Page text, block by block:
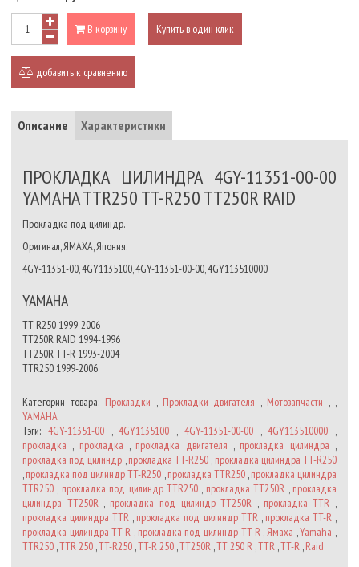
В корзину Купить в один клик
добавить к сравнению
Описание Характеристики
ПРОКЛАДКА ЦИЛИНДРА 4GY-11351-00-00
YAMAHA TTR250 TT-R250 TT250R RAID
Прокладка под цилиндр.
Оригинал, ЯМАХА, Япония.
4GY-11351-00, 4GY1135100, 4GY-11351-00-00, 4GY113510000
YAMAHA
TT-R250 1999-2006
TT250R RAID 1994-1996
TT250R TT-R 1993-2004
TTR250 1999-2006
Категории товара: Прокладки , Прокладки двигателя , Мотозапчасти , ,
YAMAHA
Тэги: 4GY-11351-00,4GY1135100 , 4GY-11351-00-00,4GY113510000 ,
прокладка , прокладка , прокладка двигателя , прокладка цилиндра ,
прокладка под цилиндр ,прокладка TT-R250 , прокладка цилиндра TT-R250
,прокладка под цилиндр TT-R250 ,прокладка TTR250,прокладка цилиндра
TTR250 , прокладка под цилиндр TTR250 , прокладка TT250R , прокладка
цилиндра TT250R, прокладка под цилиндр TT250R , прокладка TTR ,
прокладка цилиндра TTR , прокладка под цилиндр TTR, прокладка TT-R,
прокладка цилиндра TT-R , прокладка под цилиндр TT-R,Ямаха ,Yamaha ,
TTR250 ,TTR 250 ,TT-R250 ,TT-R 250 ,TT250R ,TT 250 R ,TTR ,TT-R ,Raid